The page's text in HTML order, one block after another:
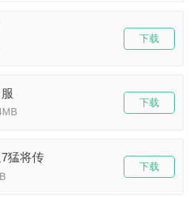
下载
下载
猛将传
下载